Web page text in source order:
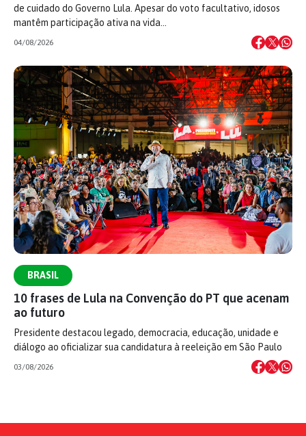
de cuidado do Governo Lula. Apesar do voto facultativo, idosos
mantêm participação ativa na vida…
04/08/2026
BRASIL
10 frases de Lula na Convenção do PT que acenam
ao futuro
Presidente destacou legado, democracia, educação, unidade e
diálogo ao oficializar sua candidatura à reeleição em São Paulo
03/08/2026